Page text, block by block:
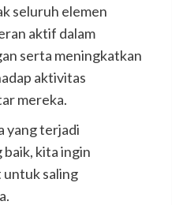
seluruh elemen
aktif dalam
serta meningkatkan
aktivitas
mereka.
yang terjadi
baik, kita ingin
untuk saling